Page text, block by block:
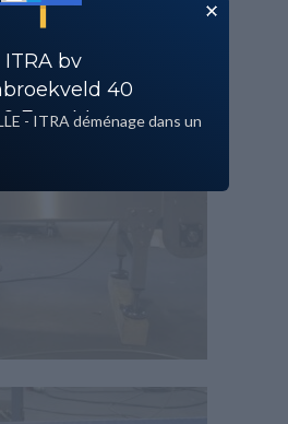
ITRA bv
40
Erpe Mere
- ITRA déménage dans un